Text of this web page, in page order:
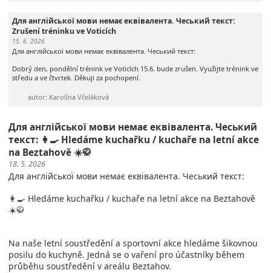
Для англійської мови немає еквівалента. Чеський текст:
Zrušení tréninku ve Voticích
15. 6. 2026
Для англійської мови немає еквівалента. Чеський текст:
Dobrý den, pondělní trénink ve Voticích 15.6. bude zrušen. Využijte trénink ve
středu a ve čtvrtek. Děkuji za pochopení.
autor: Karolína Včeláková
Для англійської мови немає еквівалента. Чеський
текст: 👩‍🍳 Hledáme kuchařku / kuchaře na letní akce
na Beztahově ☀️🥋
18. 5. 2026
Для англійської мови немає еквівалента. Чеський текст:
👩‍🍳 Hledáme kuchařku / kuchaře na letní akce na Beztahově
☀️🥋
Na naše letní soustředění a sportovní akce hledáme šikovnou
posilu do kuchyně. Jedná se o vaření pro účastníky během
průběhu soustředění v areálu Beztahov.